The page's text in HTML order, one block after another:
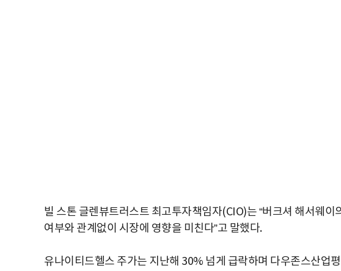
빌 스톤 글렌뷰트러스트 최고투자책임자(CIO)는 “버크셔 해서웨이
여부와 관계없이 시장에 영향을 미친다”고 말했다.
유나이티드헬스 주가는 지난해 30% 넘게 급락하며 다우존스산업